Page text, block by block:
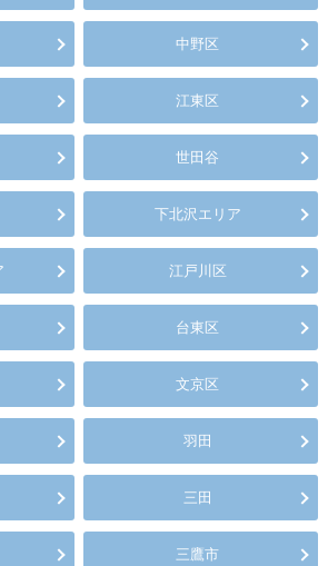
中野区
江東区
世田谷
下北沢エリア
江戸川区
台東区
文京区
羽田
三田
三鷹市